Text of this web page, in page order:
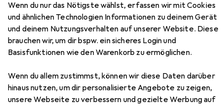
Wenn du nur das Nötigste wählst, erfassen wir mit Cookies
und ähnlichen Technologien Informationen zu deinem Gerät
und deinem Nutzungsverhalten auf unserer Website. Diese
brauchen wir, um dir bspw. ein sicheres Login und
Basisfunktionen wie den Warenkorb zu ermöglichen.
Wenn du allem zustimmst, können wir diese Daten darüber
hinaus nutzen, um dir personalisierte Angebote zu zeigen,
unsere Webseite zu verbessern und gezielte Werbung auf
EUR
1583,97
Roline19-Zoll Serverschrank 47 HE